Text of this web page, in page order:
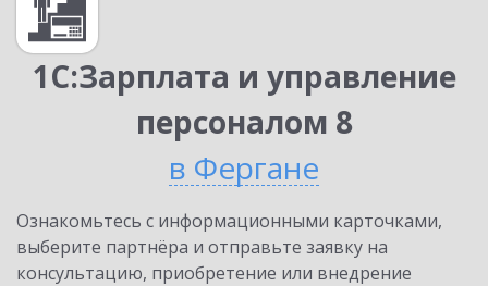
1С:Зарплата и управление
персоналом 8
в Фергане
Ознакомьтесь с информационными карточками,
выберите партнёра и отправьте заявку на
консультацию, приобретение или внедрение